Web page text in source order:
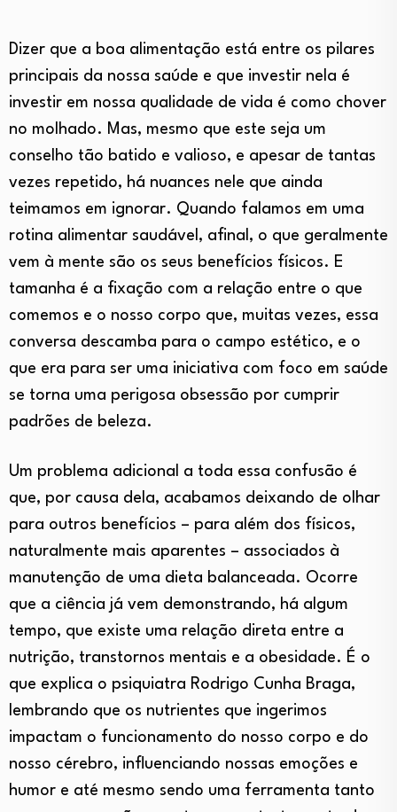
Dizer que a boa alimentação está entre os pilares
principais da nossa saúde e que investir nela é
investir em nossa qualidade de vida é como chover
no molhado. Mas, mesmo que este seja um
conselho tão batido e valioso, e apesar de tantas
vezes repetido, há nuances nele que ainda
teimamos em ignorar. Quando falamos em uma
rotina alimentar saudável, afinal, o que geralmente
vem à mente são os seus benefícios físicos. E
tamanha é a fixação com a relação entre o que
comemos e o nosso corpo que, muitas vezes, essa
conversa descamba para o campo estético, e o
que era para ser uma iniciativa com foco em saúde
se torna uma perigosa obsessão por cumprir
padrões de beleza.
Um problema adicional a toda essa confusão é
que, por causa dela, acabamos deixando de olhar
para outros benefícios – para além dos físicos,
naturalmente mais aparentes – associados à
manutenção de uma dieta balanceada. Ocorre
que a ciência já vem demonstrando, há algum
tempo, que existe uma relação direta entre a
nutrição, transtornos mentais e a obesidade. É o
que explica o psiquiatra Rodrigo Cunha Braga,
lembrando que os nutrientes que ingerimos
impactam o funcionamento do nosso corpo e do
nosso cérebro, influenciando nossas emoções e
humor e até mesmo sendo uma ferramenta tanto